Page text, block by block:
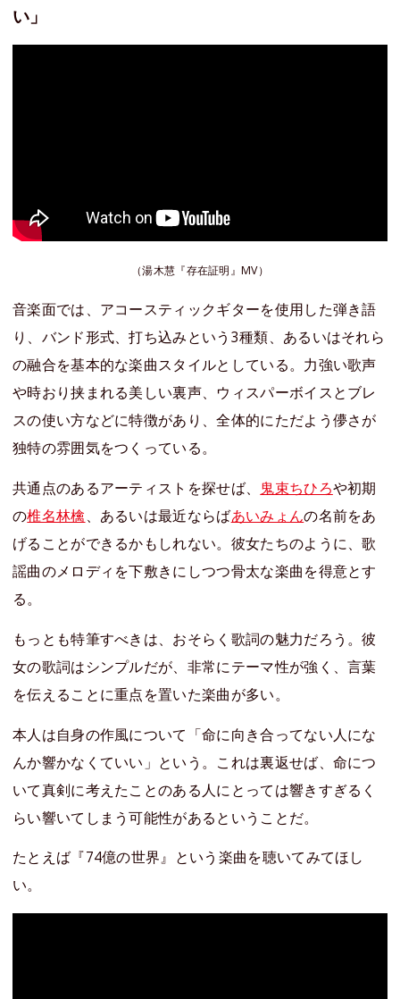
い」
（湯木慧『存在証明』MV）
音楽面では、アコースティックギターを使用した弾き語
り、バンド形式、打ち込みという3種類、あるいはそれら
の融合を基本的な楽曲スタイルとしている。力強い歌声
や時おり挟まれる美しい裏声、ウィスパーボイスとブレ
スの使い方などに特徴があり、全体的にただよう儚さが
独特の雰囲気をつくっている。
共通点のあるアーティストを探せば、 鬼束ちひろや初期
の椎名林檎、あるいは最近ならばあいみょんの名前をあ
げることができるかもしれない。彼女たちのように、歌
謡曲のメロディを下敷きにしつつ骨太な楽曲を得意とす
る。
もっとも特筆すべきは、おそらく歌詞の魅力だろう。彼
女の歌詞はシンプルだが、非常にテーマ性が強く、言葉
を伝えることに重点を置いた楽曲が多い。
本人は自身の作風について「命に向き合ってない人にな
んか響かなくていい」という。これは裏返せば、命につ
いて真剣に考えたことのある人にとっては響きすぎるく
らい響いてしまう可能性があるということだ。
たとえば『74億の世界』という楽曲を聴いてみてほし
い。